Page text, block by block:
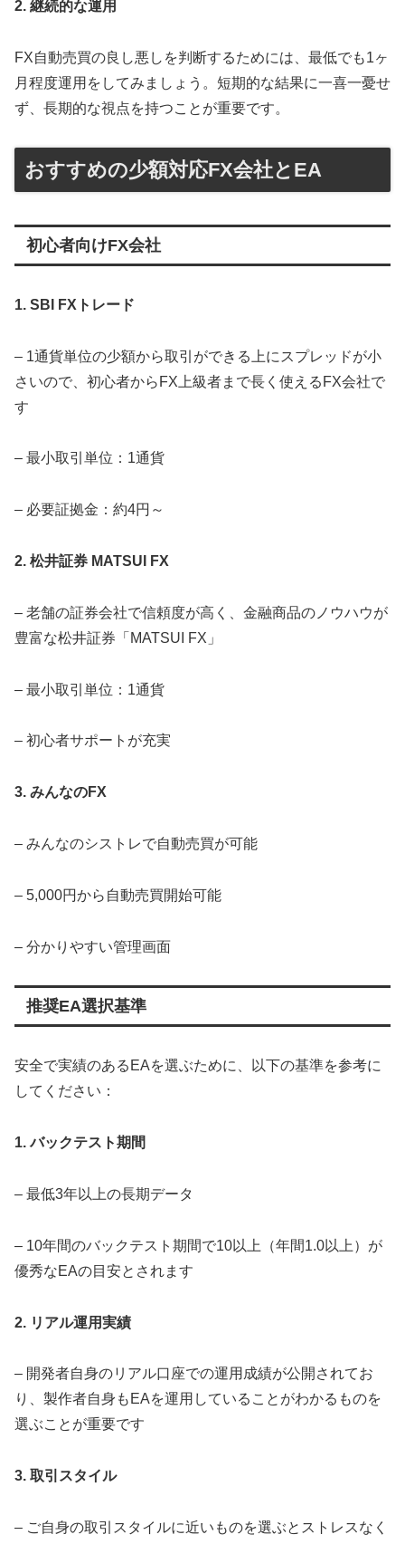
2. 継続的な運用
FX自動売買の良し悪しを判断するためには、最低でも1ヶ
月程度運用をしてみましょう。短期的な結果に一喜一憂せ
ず、長期的な視点を持つことが重要です。
おすすめの少額対応FX会社とEA
初心者向けFX会社
1. SBI FXトレード
– 1通貨単位の少額から取引ができる上にスプレッドが小
さいので、初心者からFX上級者まで長く使えるFX会社で
す
– 最小取引単位：1通貨
– 必要証拠金：約4円～
2. 松井証券 MATSUI FX
– 老舗の証券会社で信頼度が高く、金融商品のノウハウが
豊富な松井証券「MATSUI FX」
– 最小取引単位：1通貨
– 初心者サポートが充実
3. みんなのFX
– みんなのシストレで自動売買が可能
– 5,000円から自動売買開始可能
– 分かりやすい管理画面
推奨EA選択基準
安全で実績のあるEAを選ぶために、以下の基準を参考に
してください：
1. バックテスト期間
– 最低3年以上の長期データ
– 10年間のバックテスト期間で10以上（年間1.0以上）が
優秀なEAの目安とされます
2. リアル運用実績
– 開発者自身のリアル口座での運用成績が公開されてお
り、製作者自身もEAを運用していることがわかるものを
選ぶことが重要です
3. 取引スタイル
– ご自身の取引スタイルに近いものを選ぶとストレスなく